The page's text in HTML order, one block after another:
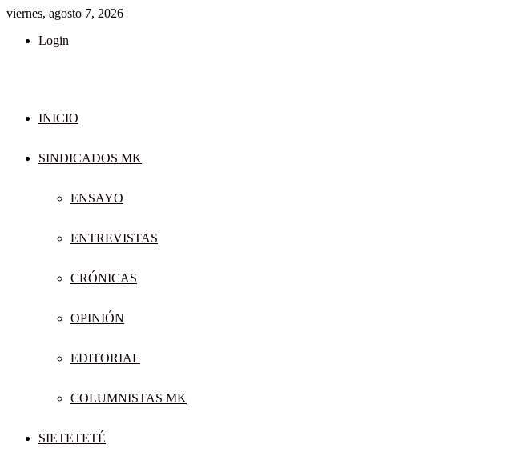
viernes, agosto 7, 2026
Login
INICIO
SINDICADOS MK
ENSAYO
ENTREVISTAS
CRÓNICAS
OPINIÓN
EDITORIAL
COLUMNISTAS MK
SIETETETÉ